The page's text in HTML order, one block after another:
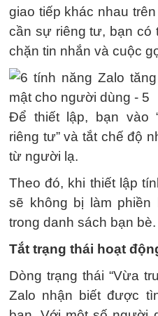
giao tiếp khác nhau
cần sự riêng tư, bạn có
chặn tin nhắn và cuộc
Để thiết lập, bạn vào
riêng tư” và tắt chế độ
từ người lạ.
Theo đó, khi thiết lập
sẽ không bị làm
trong danh sách bạn bè.
Tắt trạng thái hoạt
Dòng trạng thái “Vừa
Zalo nhận biết được